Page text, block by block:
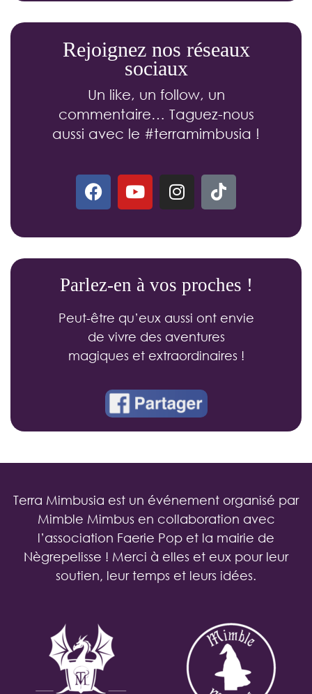
Rejoignez nos réseaux
sociaux
Un like, un follow, un
commentaire… Taguez-nous
aussi avec le #terramimbusia !
F
a
e
o
Y
o
t
e
I
n
t
r
m
T
i
t
Parlez-en à vos proches !
Peut-être qu’eux aussi ont envie
de vivre des aventures
magiques et extraordinaires !
Terra Mimbusia est un événement organisé par
Mimble Mimbus en collaboration avec
l’association Faerie Pop et la mairie de
Nègrepelisse ! Merci à elles et eux pour leur
soutien, leur temps et leurs idées.